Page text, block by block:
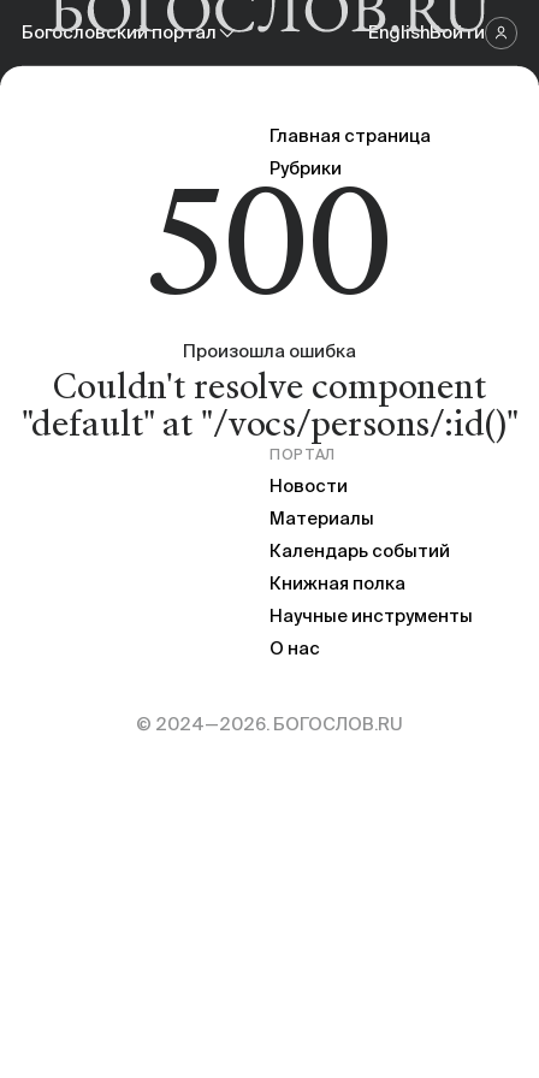
Богословский портал
Онлайн-площадка
EnglishВойти
Главная страница
Рубрики
500
Произошла ошибка
Couldn't resolve component
"default" at "/vocs/persons/:id()"
ПОРТАЛ
Новости
Материалы
Календарь событий
Книжная полка
Научные инструменты
О нас
© 2024—2026. БОГОСЛОВ.RU